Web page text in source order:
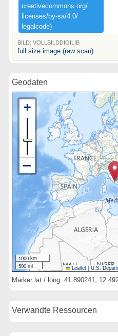
creativecommons.​org/​
licenses/​by-​sa/​4.​0/​
legalcode)​
BILD: VOLLBILDDIGILIB
full size image (raw scan)
Geodaten
1000 km
500 mi
Leaflet | U.S.
Marker lat / long: 41.890241,
Verwandte Ressourcen